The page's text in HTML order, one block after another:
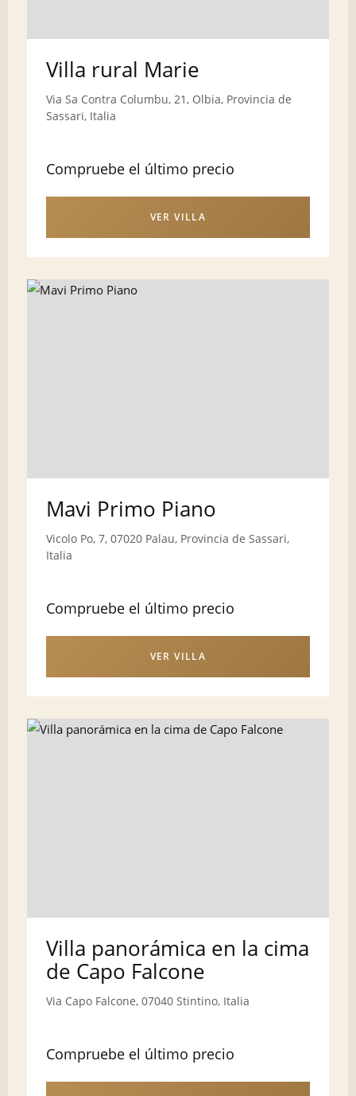
Villa rural Marie
Via Sa Contra Columbu, 21, Olbia, Provincia de
Sassari, Italia
Compruebe el último precio
VER VILLA
Mavi Primo Piano
Vicolo Po, 7, 07020 Palau, Provincia de Sassari,
Italia
Compruebe el último precio
VER VILLA
Villa panorámica en la cima
de Capo Falcone
Via Capo Falcone, 07040 Stintino, Italia
Compruebe el último precio